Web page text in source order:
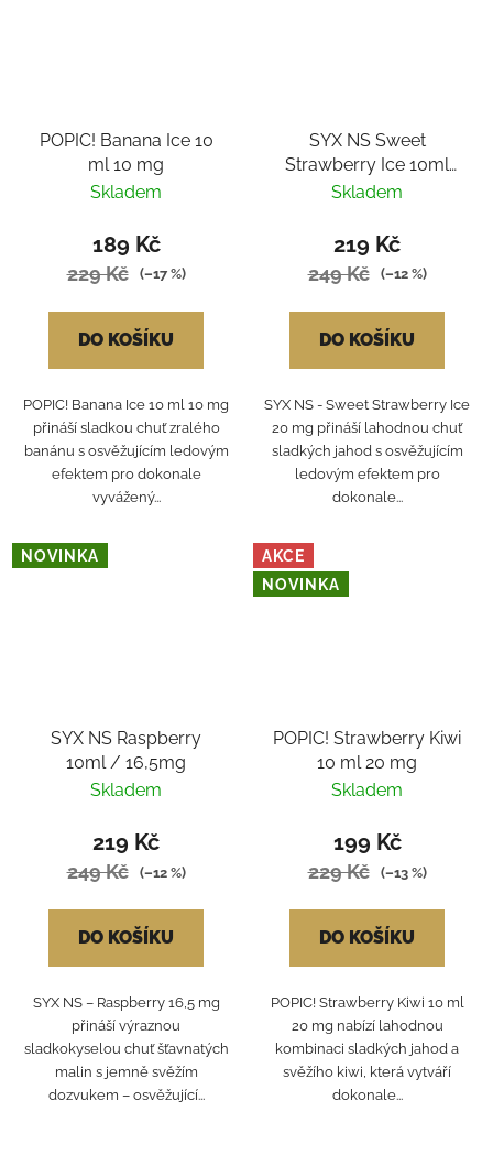
POPIC! Banana Ice 10
ml 10 mg
Skladem
189 Kč
229 Kč (–17 %)
DO KOŠÍKU
POPIC! Banana Ice 10 ml 10 mg
přináší sladkou chuť zralého
banánu s osvěžujícím ledovým
efektem pro dokonale
vyvážený...
SYX NS Sweet
Strawberry Ice 10ml
/20mg
Skladem
219 Kč
249 Kč (–12 %)
DO KOŠÍKU
SYX NS - Sweet Strawberry Ice
20 mg přináší lahodnou chuť
sladkých jahod s osvěžujícím
ledovým efektem pro
dokonale...
NOVINKA
SYX NS Raspberry
10ml / 16,5mg
Skladem
219 Kč
249 Kč (–12 %)
DO KOŠÍKU
SYX NS – Raspberry 16,5 mg
přináší výraznou
sladkokyselou chuť šťavnatých
malin s jemně svěžím
dozvukem – osvěžující...
AKCE
NOVINKA
POPIC! Strawberry Kiwi
10 ml 20 mg
Skladem
199 Kč
229 Kč (–13 %)
DO KOŠÍKU
POPIC! Strawberry Kiwi 10 ml
20 mg nabízí lahodnou
kombinaci sladkých jahod a
svěžího kiwi, která vytváří
dokonale...